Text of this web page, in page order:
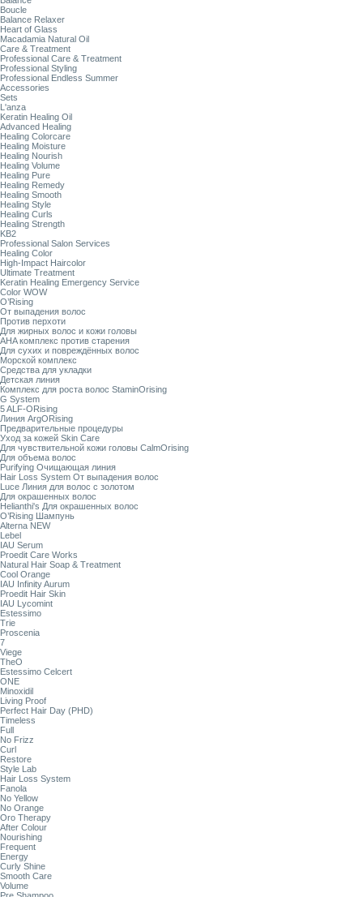
Boucle
Balance Relaxer
Heart of Glass
Macadamia Natural Oil
Care & Treatment
Professional Care & Treatment
Professional Styling
Professional Endless Summer
Accessories
Sets
L'anza
Keratin Healing Oil
Advanced Healing
Healing Colorcare
Healing Moisture
Healing Nourish
Healing Volume
Healing Pure
Healing Remedy
Healing Smooth
Healing Style
Healing Curls
Healing Strength
KB2
Professional Salon Services
Healing Color
High-Impact Haircolor
Ultimate Treatment
Keratin Healing Emergency Service
Color WOW
O’Rising
От выпадения волос
Против перхоти
Для жирных волос и кожи головы
AHA комплекс против старения
Для сухих и повреждённых волос
Морской комплекс
Средства для укладки
Детская линия
Комплекс для роста волос StaminOrising
G System
5 ALF-ORising
Линия ArgORising
Предварительные процедуры
Уход за кожей Skin Care
Для чувствительной кожи головы CalmOrising
Для объема волос
Purifying Очищающая линия
Hair Loss System От выпадения волос
Luce Линия для волос с золотом
Для окрашенных волос
Helianthi's Для окрашенных волос
O’Rising Шампунь
Alterna NEW
Lebel
IAU Serum
Proedit Care Works
Natural Hair Soap & Treatment
Cool Orange
IAU Infinity Aurum
Proedit Hair Skin
IAU Lycomint
Estessimo
Trie
Proscenia
7
Viege
TheO
Estessimo Celcert
ONE
Minoxidil
Living Proof
Perfect Hair Day (PHD)
Timeless
Full
No Frizz
Curl
Restore
Style Lab
Hair Loss System
Fanola
No Yellow
No Orange
Oro Therapy
After Colour
Nourishing
Frequent
Energy
Curly Shine
Smooth Care
Volume